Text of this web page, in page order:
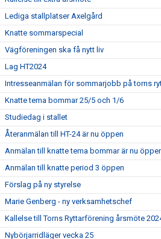
Lediga stallplatser Axelgård
Knatte sommarspecial
Vägföreningen ska få nytt liv
Lag HT2024
Intresseanmälan för sommarjobb på torns
Knatte tema bommar 25/5 och 1/6
Studiedag i stallet
Återanmälan till HT-24 är nu öppen
Anmälan till knatte tema bommar är nu
Anmälan till knatte period 3 öppen
Förslag på ny styrelse
Marie Genberg - ny verksamhetschef
Kallelse till Torns Ryttarförening årsmöte
Nybörjarridläger vecka 25